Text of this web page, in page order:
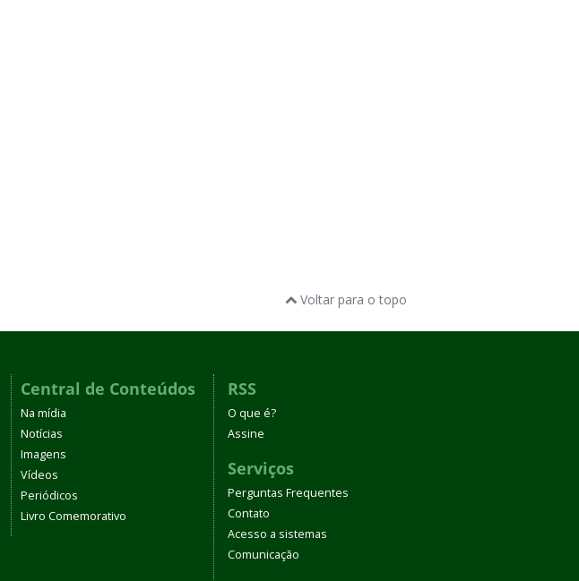
Voltar para o topo
Central de Conteúdos
Na mídia
Notícias
Imagens
Vídeos
Periódicos
Livro Comemorativo
RSS
O que é?
Assine
Serviços
Perguntas Frequentes
Contato
Acesso a sistemas
Comunicação